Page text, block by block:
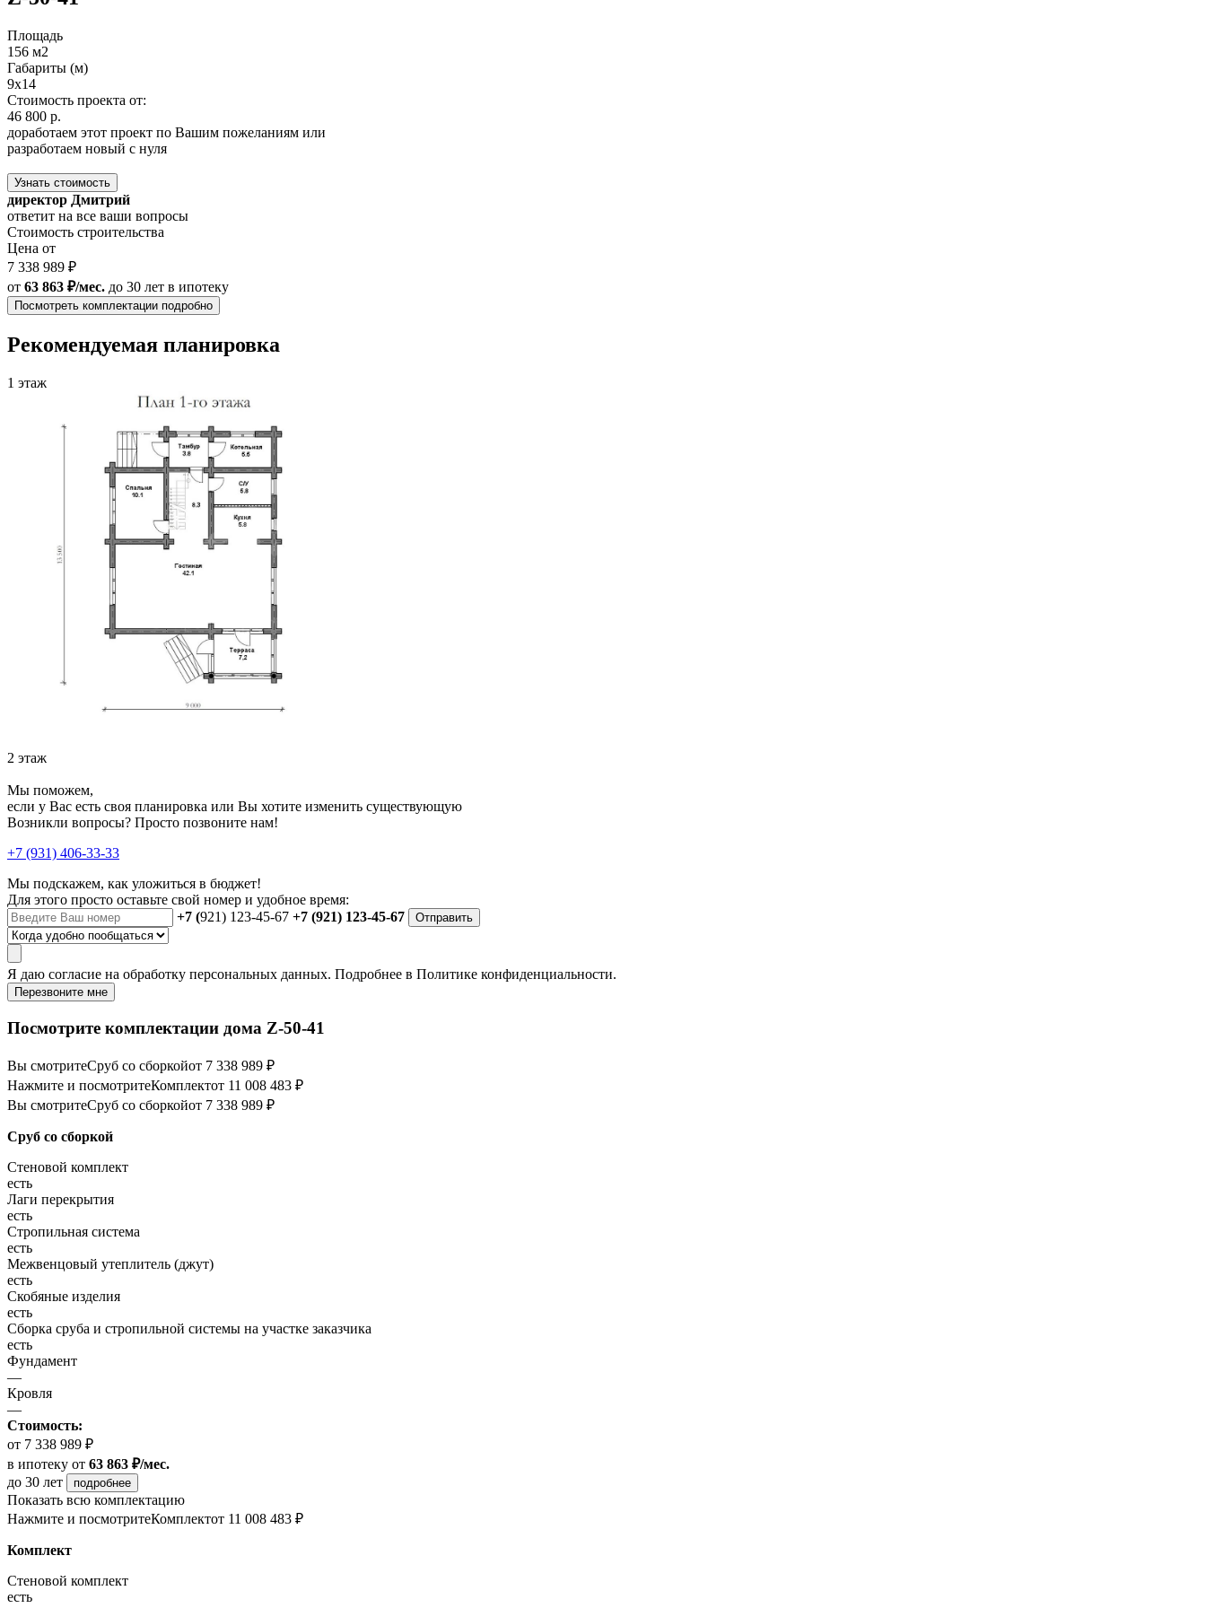
Площадь
156 м2
Габариты (м)
9x14
Стоимость проекта от:
46 800 р.
доработаем этот проект по Вашим пожеланиям или
разработаем новый с нуля
Узнать стоимость
директор Дмитрий
ответит на все ваши вопросы
Стоимость строительства
Цена от
7 338 989 ₽
от 63 863 ₽/мес. до 30 лет в ипотеку
Посмотреть комплектации подробно
Рекомендуемая планировка
1 этаж
2 этаж
Мы поможем,
если у Вас есть своя планировка или Вы хотите изменить существующую
Возникли вопросы? Просто позвоните нам!
+7 (931) 406-33-33
Мы подскажем, как уложиться в бюджет!
Для этого просто оставьте свой номер и удобное время:
+7 (921) 123-45-67 +7 (921) 123-45-67 Отправить
Я даю согласие на обработку персональных данных. Подробнее в Политике конфиденциальности.
Перезвоните мне
Посмотрите комплектации дома Z-50-41
Вы смотритеСруб со сборкойот 7 338 989 ₽
Нажмите и посмотритеКомплектот 11 008 483 ₽
Вы смотритеСруб со сборкойот 7 338 989 ₽
Сруб со сборкой
Стеновой комплект
есть
Лаги перекрытия
есть
Стропильная система
есть
Межвенцовый утеплитель (джут)
есть
Скобяные изделия
есть
Сборка сруба и стропильной системы на участке заказчика
есть
Фундамент
—
Кровля
—
Стоимость:
от 7 338 989 ₽
в ипотеку от 63 863 ₽/мес.
до 30 лет
подробнее
Показать всю комплектацию
Нажмите и посмотритеКомплектот 11 008 483 ₽
Комплект
Стеновой комплект
есть